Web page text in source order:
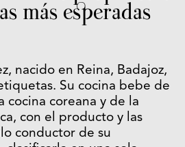
más esperadas
nacido en Reina, Badajoz,
Su cocina bebe de
cocina coreana y de la
con el producto y las
conductor de su